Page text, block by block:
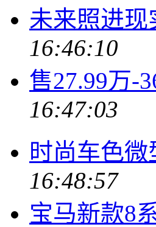
未来照进现
16:46:10
售27.99万-
16:47:03
时尚车色
16:48:57
宝马新款8